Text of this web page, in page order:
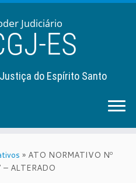
do Espírito Santo
» ATO NORMATIVO Nº
ALTERADO